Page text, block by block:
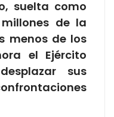
suelta como
de la
menos de los
el Ejército
sus